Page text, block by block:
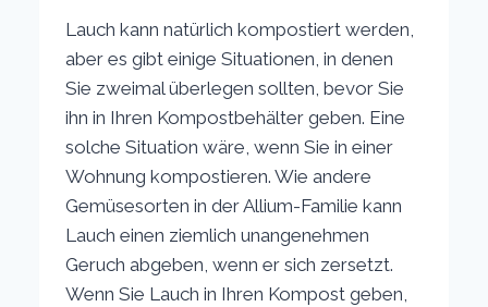
Lauch kann natürlich kompostiert werden,
aber es gibt einige Situationen, in denen
Sie zweimal überlegen sollten, bevor Sie
ihn in Ihren Kompostbehälter geben. Eine
solche Situation wäre, wenn Sie in einer
Wohnung kompostieren. Wie andere
Gemüsesorten in der Allium-Familie kann
Lauch einen ziemlich unangenehmen
Geruch abgeben, wenn er sich zersetzt.
Wenn Sie Lauch in Ihren Kompost geben,